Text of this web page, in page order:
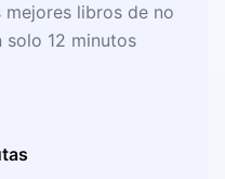
mejores libros de no
12 minutos